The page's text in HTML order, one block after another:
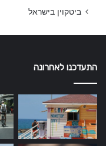
ביטקוין בישראל
התעדכנו לאחרונה